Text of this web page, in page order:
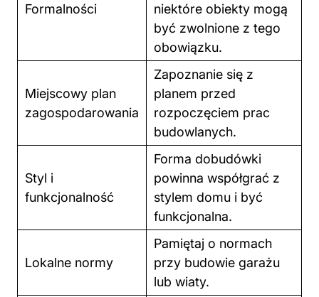
Formalności
niektóre obiekty mogą
być zwolnione z tego
obowiązku.
Miejscowy plan
zagospodarowania
Zapoznanie się z
planem przed
rozpoczęciem prac
budowlanych.
Styl i
funkcjonalność
Forma dobudówki
powinna współgrać z
stylem domu i być
funkcjonalna.
Lokalne normy
Pamiętaj o normach
przy budowie garażu
lub wiaty.